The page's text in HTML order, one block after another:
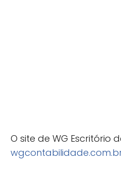
O site de WG Escritório